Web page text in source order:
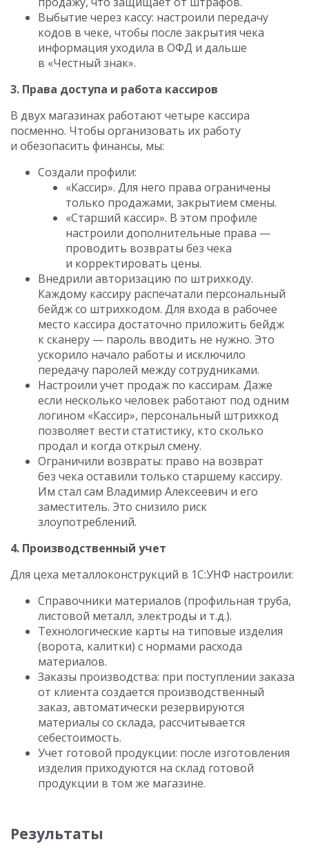
Выбытие через кассу: настроили передачу
кодов в чеке, чтобы после закрытия чека
информация уходила в ОФД и дальше
в «Честный знак».
3. Права доступа и работа кассиров
В двух магазинах работают четыре кассира
посменно. Чтобы организовать их работу
и обезопасить финансы, мы:
Создали профили:
«Кассир». Для него права ограничены
только продажами, закрытием смены.
«Старший кассир». В этом профиле
настроили дополнительные права —
проводить возвраты без чека
и корректировать цены.
Внедрили авторизацию по штрихкоду.
Каждому кассиру распечатали персональный
бейдж со штрихкодом. Для входа в рабочее
место кассира достаточно приложить бейдж
к сканеру — пароль вводить не нужно. Это
ускорило начало работы и исключило
передачу паролей между сотрудниками.
Настроили учет продаж по кассирам. Даже
если несколько человек работают под одним
логином «Кассир», персональный штрихкод
позволяет вести статистику, кто сколько
продал и когда открыл смену.
Ограничили возвраты: право на возврат
без чека оставили только старшему кассиру.
Им стал сам Владимир Алексеевич и его
заместитель. Это снизило риск
злоупотреблений.
4. Производственный учет
Для цеха металлоконструкций в 1С:УНФ настроили:
Справочники материалов (профильная труба,
листовой металл, электроды и т.д.).
Технологические карты на типовые изделия
(ворота, калитки) с нормами расхода
материалов.
Заказы производства: при поступлении заказа
от клиента создается производственный
заказ, автоматически резервируются
материалы со склада, рассчитывается
себестоимость.
Учет готовой продукции: после изготовления
изделия приходуются на склад готовой
продукции в том же магазине.
Результаты